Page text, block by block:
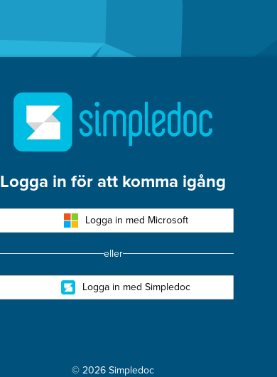
Logga in för att komma igång
Logga in med Microsoft
eller
Logga in med Simpledoc
© 2026 Simpledoc